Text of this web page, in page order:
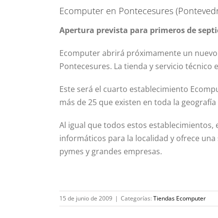
Ecomputer en Pontecesures
Apertura prevista para primeros de
Ecomputer abrirá próximamente un
Pontecesures. La tienda y servicio técnico
Este será el cuarto establecimiento
más de 25 que existen en toda la
Al igual que todos estos
informáticos para la localidad y ofrece
pymes y grandes empresas.
15 de junio de 2009 | Categorías: Tiendas Ecomputer